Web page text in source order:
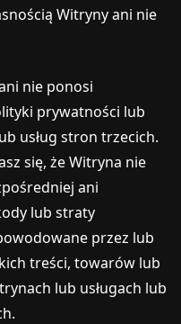
Witryny ani nie
nie ponosi
prywatności lub
usług stron trzecich.
się, że Witryna nie
ani
lub straty
przez lub
treści, towarów lub
lub usługach lub